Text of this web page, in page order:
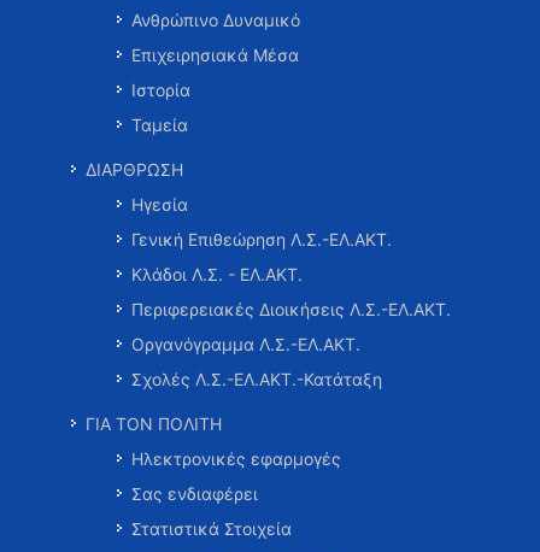
Ανθρώπινο Δυναμικό
Επιχειρησιακά Μέσα
Ιστορία
Ταμεία
ΔΙΑΡΘΡΩΣΗ
Ηγεσία
Γενική Επιθεώρηση Λ.Σ.-ΕΛ.ΑΚΤ.
Κλάδοι Λ.Σ. - ΕΛ.ΑΚΤ.
Περιφερειακές Διοικήσεις Λ.Σ.-ΕΛ.ΑΚΤ.
Οργανόγραμμα Λ.Σ.-ΕΛ.ΑΚΤ.
Σχολές Λ.Σ.-ΕΛ.ΑΚΤ.-Κατάταξη
ΓΙΑ ΤΟΝ ΠΟΛΙΤΗ
Ηλεκτρονικές εφαρμογές
Σας ενδιαφέρει
Στατιστικά Στοιχεία